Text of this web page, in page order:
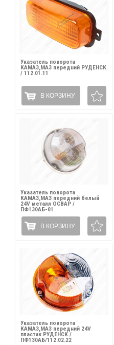
Указатель поворота
КАМАЗ,МАЗ передний РУДЕНСК
/ 112.01.11
В КОРЗИНУ
Указатель поворота
КАМАЗ,МАЗ передний белый
24V металл ОСВАР /
ПФ130АБ-01
В КОРЗИНУ
Указатель поворота
КАМАЗ,МАЗ передний 24V
пластик РУДЕНСК /
ПФ130АБ/112.02.22